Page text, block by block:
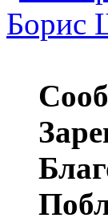
Борис